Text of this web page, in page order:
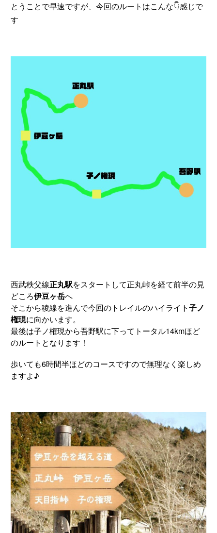
とうことで早速ですが、今回のルートはこんな👇感じで
す
西武秩父線正丸駅をスタートして正丸峠を経て前半の見
どころ伊豆ヶ岳へ
そこから稜線を進んで今回のトレイルのハイライト子ノ
権現に向かいます。
最後は子ノ権現から吾野駅に下ってトータル14kmほど
のルートとなります！
歩いても6時間半ほどのコースですので無理なく楽しめ
ますよ♪